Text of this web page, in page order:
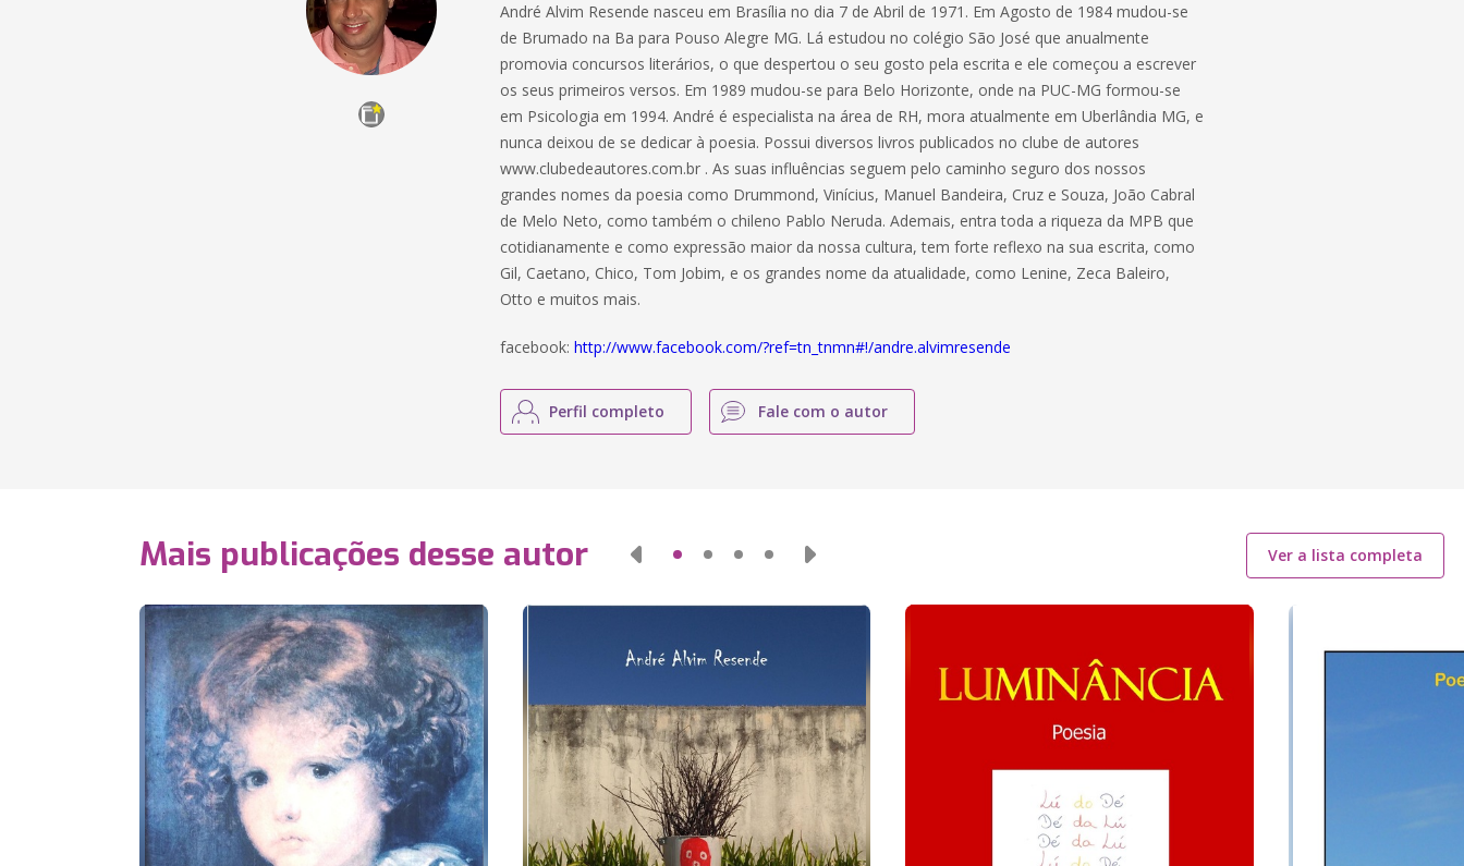
André Alvim Resende nasceu em Brasília no dia 7 de Abril de 1971. Em Agosto de 1984 mudou-se
de Brumado na Ba para Pouso Alegre MG. Lá estudou no colégio São José que anualmente
promovia concursos literários, o que despertou o seu gosto pela escrita e ele começou a escrever
os seus primeiros versos. Em 1989 mudou-se para Belo Horizonte, onde na PUC-MG formou-se
em Psicologia em 1994. André é especialista na área de RH, mora atualmente em Uberlândia MG, e
nunca deixou de se dedicar à poesia. Possui diversos livros publicados no clube de autores
www.clubedeautores.com.br . As suas influências seguem pelo caminho seguro dos nossos
grandes nomes da poesia como Drummond, Vinícius, Manuel Bandeira, Cruz e Souza, João Cabral
de Melo Neto, como também o chileno Pablo Neruda. Ademais, entra toda a riqueza da MPB que
cotidianamente e como expressão maior da nossa cultura, tem forte reflexo na sua escrita, como
Gil, Caetano, Chico, Tom Jobim, e os grandes nome da atualidade, como Lenine, Zeca Baleiro,
Otto e muitos mais.
facebook:http://www.facebook.com/?ref=tn_tnmn#!/andre.alvimresende
Perfil completo Fale com o autor
Mais publicações desse autor Ver a lista completa